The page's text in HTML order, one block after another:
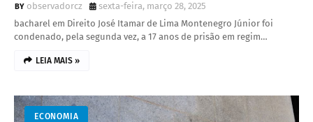
observadorcz
sexta-feira, março 28, 2025
bacharel em Direito José Itamar de Lima Montenegro Júnior foi
condenado, pela segunda vez, a 17 anos de prisão em regim…
LEIA MAIS »
ECONOMIA